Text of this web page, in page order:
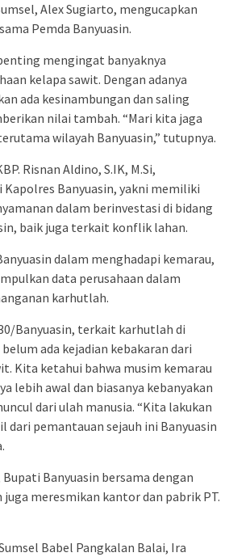
Alex Sugiarto, mengucapkan
Pemda Banyuasin.
mengingat banyaknya
kelapa sawit. Dengan adanya
ada kesinambungan dan saling
nilai tambah. “Mari kita jaga
wilayah Banyuasin,” tutupnya.
Risnan Aldino, S.IK, M.Si,
Kapolres Banyuasin, yakni memiliki
dalam berinvestasi di bidang
baik juga terkait konflik lahan.
dalam menghadapi kemarau,
data perusahaan dalam
karhutlah.
Banyuasin, terkait karhutlah di
ada kejadian kebakaran dari
Kita ketahui bahwa musim kemarau
lebih awal dan biasanya kebanyakan
dari ulah manusia. “Kita lakukan
dari pemantauan sejauh ini Banyuasin
Banyuasin bersama dengan
meresmikan kantor dan pabrik PT.
Babel Pangkalan Balai, Ira